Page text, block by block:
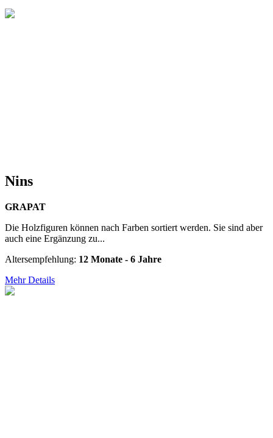
Nins
GRAPAT
Die Holzfiguren können nach Farben sortiert werden. Sie sind aber
auch eine Ergänzung zu...
Altersempfehlung: 12 Monate - 6 Jahre
Mehr Details